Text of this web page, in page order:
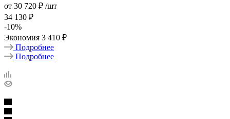
от 30 720 ₽ /шт
34 130 ₽
-10%
Экономия 3 410 ₽
Подробнее
Подробнее